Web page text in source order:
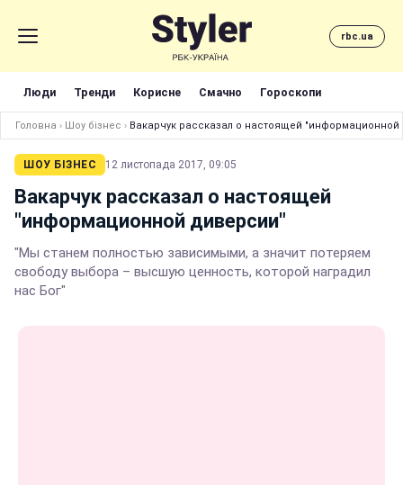
rbc.ua
Люди Тренди Корисне Смачно Гороскопи
Головна › Шоу бізнес › Вакарчук рассказал о настоящей
ШОУ БІЗНЕС 12 листопада 2017, 09:05
Вакарчук рассказал о настоящей
"информационной диверсии"
"Мы станем полностью зависимыми, а значит потеряем
свободу выбора – высшую ценность, которой наградил
нас Бог"